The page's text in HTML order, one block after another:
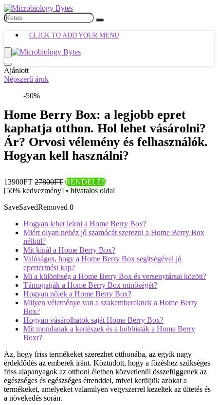
CLICK TO ADD YOUR MENU
Ajánlott
Népszerű áruk
-50%
Home Berry Box: a legjobb epret
kaphatja otthon. Hol lehet vásárolni?
Ár? Orvosi vélemény és felhasználók.
Hogyan kell használni?
13900FT 27800FT RENDELÉS
[50% kedvezmény] • hivatalos oldal
SaveSavedRemoved 0
Hogyan lehet leírni a Home Berry Box?
Miért olyan nehéz jó szamócát szerezni a Home Berry Box
nélkül?
Mit kínál a Home Berry Box?
Valóságos, hogy a Home Berry Box segítségével jó
epertermést kap?
Mi a különbség a Home Berry Box és versenytársai között?
Támogatják a Home Berry Box minőségét?
Hogyan nőjek a Home Berry Box?
Milyen véleménye van a szakembereknek a Home Berry
Box?
Hogyan vásárolhatok saját Home Berry Box?
Mit mondanak a kertészek és a hobbisták a Home Berry
Boxr?
Az, hogy friss termékeket szerezhet otthonába, az egyik nagy
érdeklődés az emberek iránt. Köztudott, hogy a főzéshez szükséges
friss alapanyagok az otthoni életben közvetlenül összefüggenek az
egészséges és egészséges étrenddel, mivel kerüljük azokat a
termékeket, amelyeket valamilyen vegyszerrel kezeltek az ültetés és
a növekedés során.